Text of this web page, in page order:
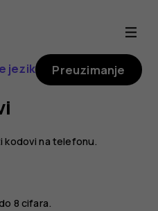
jezik Preuzimanje
kodovi na telefonu.
8 cifara.